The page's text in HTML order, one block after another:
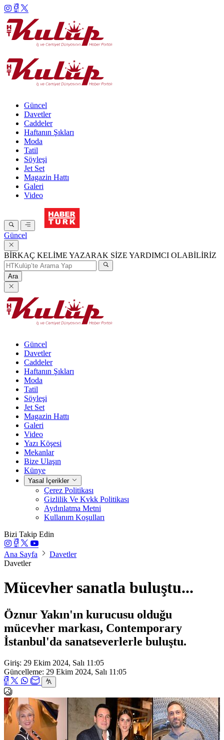
Güncel
Davetler
Caddeler
Haftanın Şıkları
Moda
Tatil
Söyleşi
Jet Set
Magazin Hattı
Galeri
Video
Güncel
BİRKAÇ KELİME YAZARAK SİZE YARDIMCI OLABİLİRİZ
Ara
Güncel
Davetler
Caddeler
Haftanın Şıkları
Moda
Tatil
Söyleşi
Jet Set
Magazin Hattı
Galeri
Video
Yazı Köşesi
Mekanlar
Bize Ulaşın
Künye
Yasal İçerikler
Çerez Politikası
Gizlilik Ve Kvkk Politikası
Aydınlatma Metni
Kullanım Koşulları
Bizi Takip Edin
Ana Sayfa
Davetler
Davetler
Mücevher sanatla buluştu...
Öznur Yakın'ın kurucusu olduğu
mücevher markası, Contemporary
İstanbul'da sanatseverlerle buluştu.
Giriş: 29 Ekim 2024, Salı 11:05
Güncelleme: 29 Ekim 2024, Salı 11:05